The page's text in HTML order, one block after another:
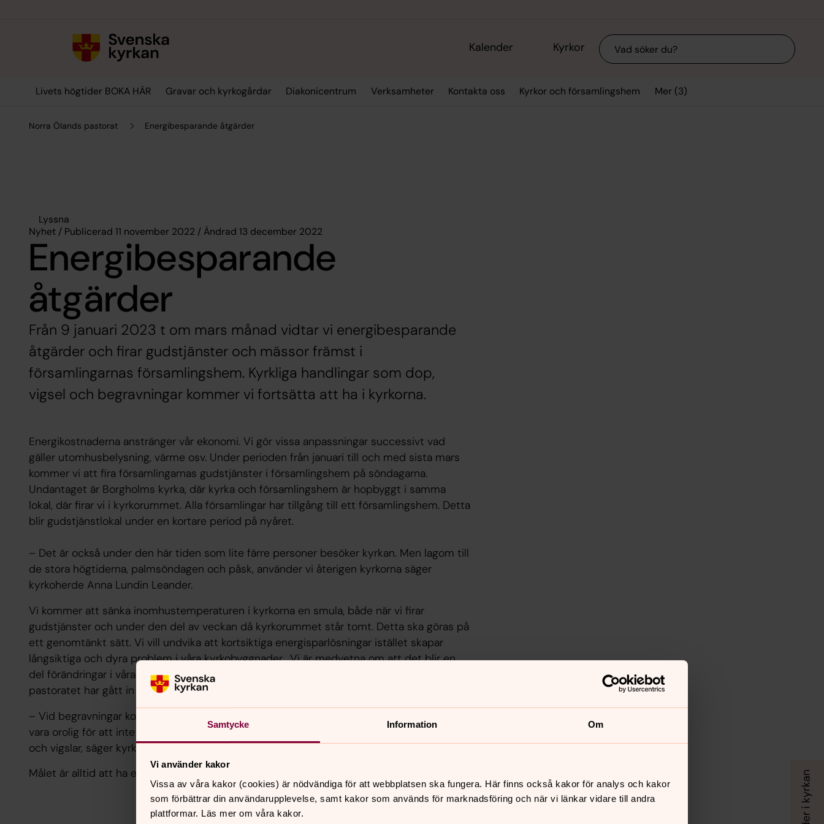
Samtycke Information Om
Vi använder kakor
Vissa av våra kakor (cookies) är nödvändiga för att webbplatsen ska fungera. Här finns också kakor för analys och kakor
som förbättrar din användarupplevelse, samt kakor som används för marknadsföring och när vi länkar vidare till andra
plattformar. Läs mer om våra kakor.
Kalender Kyrkor Sök
Livets högtider BOKA HÄR Gravar och kyrkogårdar Diakonicentrum Verksamheter Kontakta oss Kyrkor och församlingshem Mer (3)
Norra Ölands pastorat Energibesparande åtgärder
Lyssna
Nyhet / Publicerad 11 november 2022 / Ändrad 13 december 2022
Energibesparande
åtgärder
Från 9 januari 2023 t om mars månad vidtar vi energibesparande
åtgärder och firar gudstjänster och mässor främst i
församlingarnas församlingshem. Kyrkliga handlingar som dop,
vigsel och begravningar kommer vi fortsätta att ha i kyrkorna.
Energikostnaderna anstränger vår ekonomi. Vi gör vissa anpassningar successivt vad
gäller utomhusbelysning, värme osv. Under perioden från januari till och med sista mars
kommer vi att fira församlingarnas gudstjänster i församlingshem på söndagarna.
Undantaget är Borgholms kyrka, där kyrka och församlingshem är hopbyggt i samma
lokal, där firar vi i kyrkorummet. Alla församlingar har tillgång till ett församlingshem. Detta
blir gudstjänstlokal under en kortare period på nyåret.
– Det är också under den här tiden som lite färre personer besöker kyrkan. Men lagom till
de stora högtiderna, palmsöndagen och påsk, använder vi återigen kyrkorna säger
kyrkoherde Anna Lundin Leander.
Vi kommer att sänka inomhustemperaturen i kyrkorna en smula, både när vi firar
gudstjänster och under den del av veckan då kyrkorummet står tomt. Detta ska göras på
ett genomtänkt sätt. Vi vill undvika att kortsiktiga energisparlösningar istället skapar
långsiktiga och dyra problem i våra kyrkobyggnader. Vi är medvetna om att det blir en
del förändringar i våra församlingar. Arbetet med energi- och fastighetsfrågor i
pastoratet har gått in i en ny fas i och med energikrisen.
– Vid begravningar kommer vi att använda kyrkorna precis som vi brukar. Ingen behöver
vara orolig för att inte få fira begravningsgudstjänst i kyrkan. Likadant blir det med dop
och vigslar, säger kyrkoherden.
Målet är alltid att ha ett långsiktigt perspektiv -även mitt i den akuta energikrisen.